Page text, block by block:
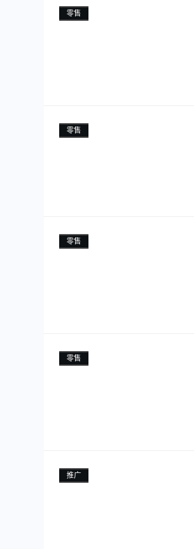
零售
零售
零售
零售
推广